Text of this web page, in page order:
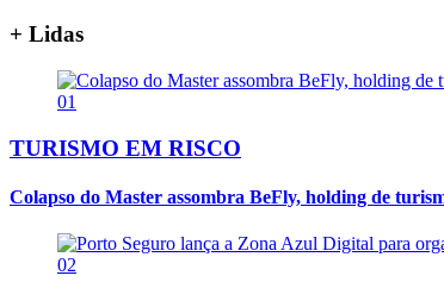
+ Lidas
01
TURISMO EM RISCO
Colapso do Master assombra BeFly, holding de
02